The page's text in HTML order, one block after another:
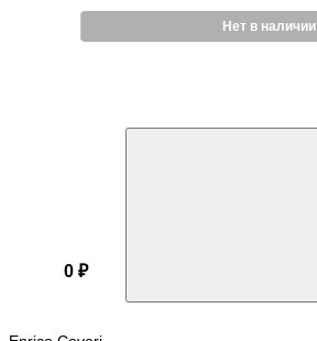
Нет в наличии
0 ₽